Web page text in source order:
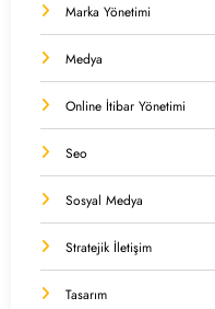
Marka Yönetimi
Medya
Online İtibar Yönetimi
Seo
Sosyal Medya
Stratejik İletişim
Tasarım